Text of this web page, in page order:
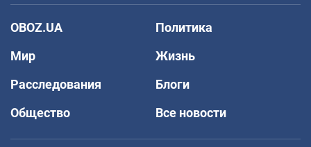
OBOZ.UA
Политика
Мир
Жизнь
Расследования
Блоги
Общество
Все новости